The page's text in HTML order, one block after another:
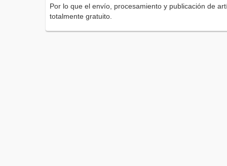
Por lo que el envío, procesamiento y publicación de
totalmente gratuito.